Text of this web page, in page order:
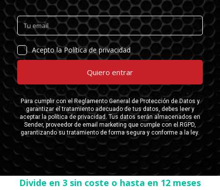
Divide en 3 sin coste o hasta en 12 meses